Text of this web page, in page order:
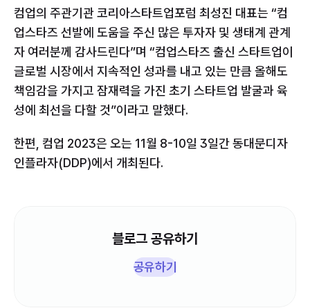
컴업의 주관기관 코리아스타트업포럼 최성진 대표는 “컴
업스타즈 선발에 도움을 주신 많은 투자자 및 생태계 관계
자 여러분께 감사드린다”며 “컴업스타즈 출신 스타트업이
글로벌 시장에서 지속적인 성과를 내고 있는 만큼 올해도
책임감을 가지고 잠재력을 가진 초기 스타트업 발굴과 육
성에 최선을 다할 것”이라고 말했다.
한편, 컴업 2023은 오는 11월 8-10일 3일간 동대문디자
인플라자(DDP)에서 개최된다.
블로그 공유하기
공유하기